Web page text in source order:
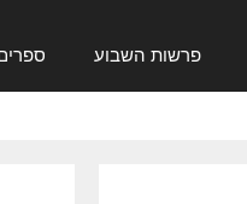
פרשות השבוע